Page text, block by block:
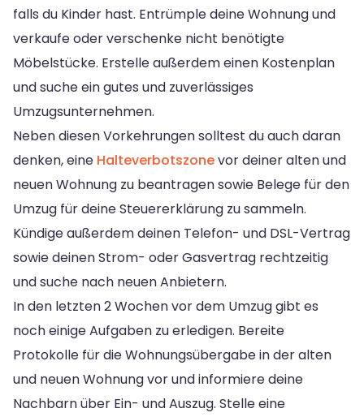
falls du Kinder hast. Entrümple deine Wohnung und
verkaufe oder verschenke nicht benötigte
Möbelstücke. Erstelle außerdem einen Kostenplan
und suche ein gutes und zuverlässiges
Umzugsunternehmen.
Neben diesen Vorkehrungen solltest du auch daran
denken, eine Halteverbotszonevor deiner alten und
neuen Wohnung zu beantragen sowie Belege für den
Umzug für deine Steuererklärung zu sammeln.
Kündige außerdem deinen Telefon- und DSL-Vertrag
sowie deinen Strom- oder Gasvertrag rechtzeitig
und suche nach neuen Anbietern.
In den letzten 2 Wochen vor dem Umzug gibt es
noch einige Aufgaben zu erledigen. Bereite
Protokolle für die Wohnungsübergabe in der alten
und neuen Wohnung vor und informiere deine
Nachbarn über Ein- und Auszug. Stelle eine